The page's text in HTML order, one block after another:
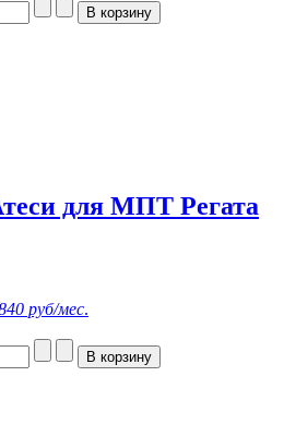
для МПТ Регата
руб/мес.